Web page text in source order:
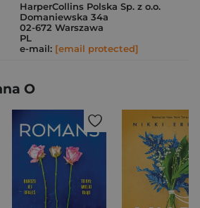
HarperCollins Polska Sp. z o.o.
Domaniewska 34a
02-672 Warszawa
PL
e-mail: [email protected]
O